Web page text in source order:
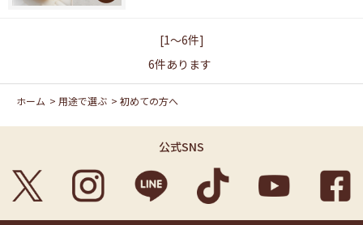
[1～6件]
6件あります
ホーム > 用途で選ぶ > 初めての方へ
公式SNS